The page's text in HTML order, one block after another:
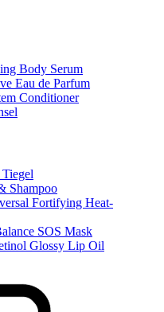
Body Serum
Eau de Parfum
Conditioner
Shampoo
Fortifying Heat-
SOS Mask
Glossy Lip Oil